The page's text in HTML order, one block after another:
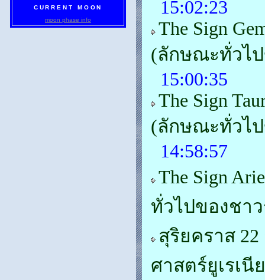
CURRENT MOON
moon phase info
15:02:23
The Sign
(ลักษณะทั่วไ
15:00:35
The Sign
(ลักษณะทั่วไ
14:58:57
The Sign
ทั่วไปของชา
สุริยคราส
ศาสตร์ยูเรเนี